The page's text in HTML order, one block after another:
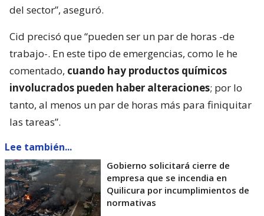
del sector”, aseguró.
Cid precisó que “pueden ser un par de horas -de
trabajo-. En este tipo de emergencias, como le he
comentado, cuando hay productos químicos
involucrados pueden haber alteraciones; por lo
tanto, al menos un par de horas más para finiquitar
las tareas”.
Lee también...
Gobierno solicitará cierre de
empresa que se incendia en
Quilicura por incumplimientos de
normativas